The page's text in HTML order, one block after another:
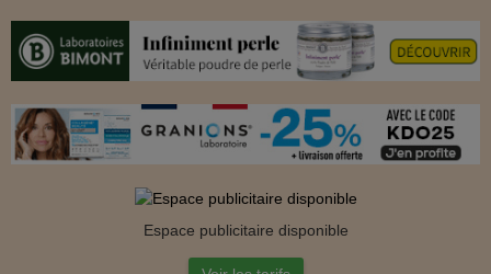
Espace publicitaire disponible